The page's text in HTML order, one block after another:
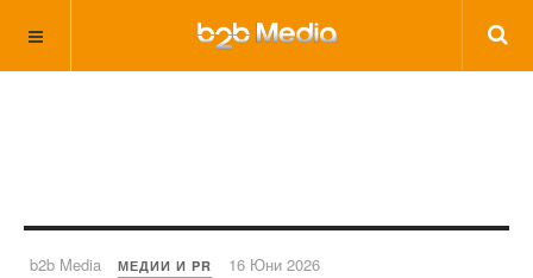
b2b Media МЕДИИ И PR 16 Юни 2026